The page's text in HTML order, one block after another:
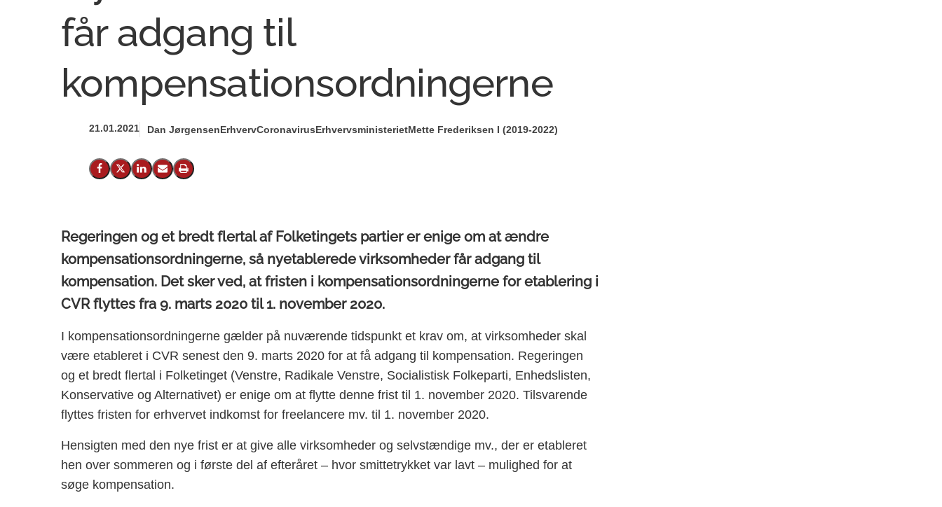
får adgang til
kompensationsordningerne
21.01.2021 Dan JørgensenErhvervCoronavirusErhvervsministerietMette Frederiksen I (2019-2022)
Del på Facebook
Del på X (Twitter)
Del på LinkedIn
Send email
Print
Regeringen og et bredt flertal af Folketingets partier er enige om at ændre
kompensationsordningerne, så nyetablerede virksomheder får adgang til
kompensation. Det sker ved, at fristen i kompensationsordningerne for etablering i
CVR flyttes fra 9. marts 2020 til 1. november 2020.
I kompensationsordningerne gælder på nuværende tidspunkt et krav om, at virksomheder skal
være etableret i CVR senest den 9. marts 2020 for at få adgang til kompensation. Regeringen
og et bredt flertal i Folketinget (Venstre, Radikale Venstre, Socialistisk Folkeparti, Enhedslisten,
Konservative og Alternativet) er enige om at flytte denne frist til 1. november 2020. Tilsvarende
flyttes fristen for erhvervet indkomst for freelancere mv. til 1. november 2020.
Hensigten med den nye frist er at give alle virksomheder og selvstændige mv., der er etableret
hen over sommeren og i første del af efteråret – hvor smittetrykket var lavt – mulighed for at
søge kompensation.